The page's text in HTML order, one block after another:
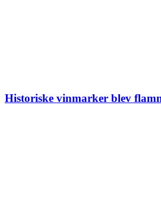
Historiske vinmarker blev